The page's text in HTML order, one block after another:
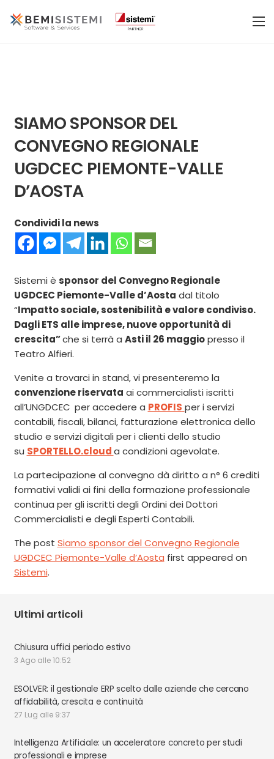
SIAMO SPONSOR DEL
CONVEGNO REGIONALE
UGDCEC PIEMONTE-VALLE
D’AOSTA
Condividi la news
Sistemi è sponsor del Convegno Regionale
UGDCEC Piemonte-Valle d’Aosta dal titolo
“Impatto sociale, sostenibilità e valore condiviso.
Dagli ETS alle imprese, nuove opportunità di
crescita”che si terrà a Asti il 26 maggiopresso il
Teatro Alfieri.
Venite a trovarci in stand, vi presenteremo la
convenzione riservata ai commercialisti iscritti
all’UNGDCEC per accedere a PROFIS per i servizi
contabili, fiscali, bilanci, fatturazione elettronica dello
studio e servizi digitali per i clienti dello studio
su SPORTELLO.clouda condizioni agevolate.
La partecipazione al convegno dà diritto a n° 6 crediti
formativi validi ai fini della formazione professionale
continua per gli iscritti degli Ordini dei Dottori
Commercialisti e degli Esperti Contabili.
The post Siamo sponsor del Convegno Regionale
UGDCEC Piemonte-Valle d’Aosta first appeared on
Sistemi.
Ultimi articoli
Chiusura uffici periodo estivo
3 Ago alle 10:52
ESOLVER: il gestionale ERP scelto dalle aziende che cercano
affidabilità, crescita e continuità
27 Lug alle 9:37
Intelligenza Artificiale: un acceleratore concreto per studi
professionali e imprese